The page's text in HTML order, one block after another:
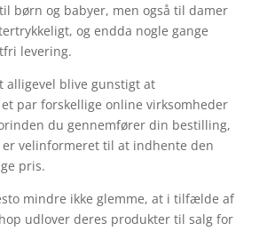
børn og babyer, men også til damer
og endda nogle gange
levering.
alligevel blive gunstigt at
par forskellige online virksomheder
du gennemfører din bestilling,
er velinformeret til at indhente den
pris.
mindre ikke glemme, at i tilfælde af
udlover deres produkter til salg for